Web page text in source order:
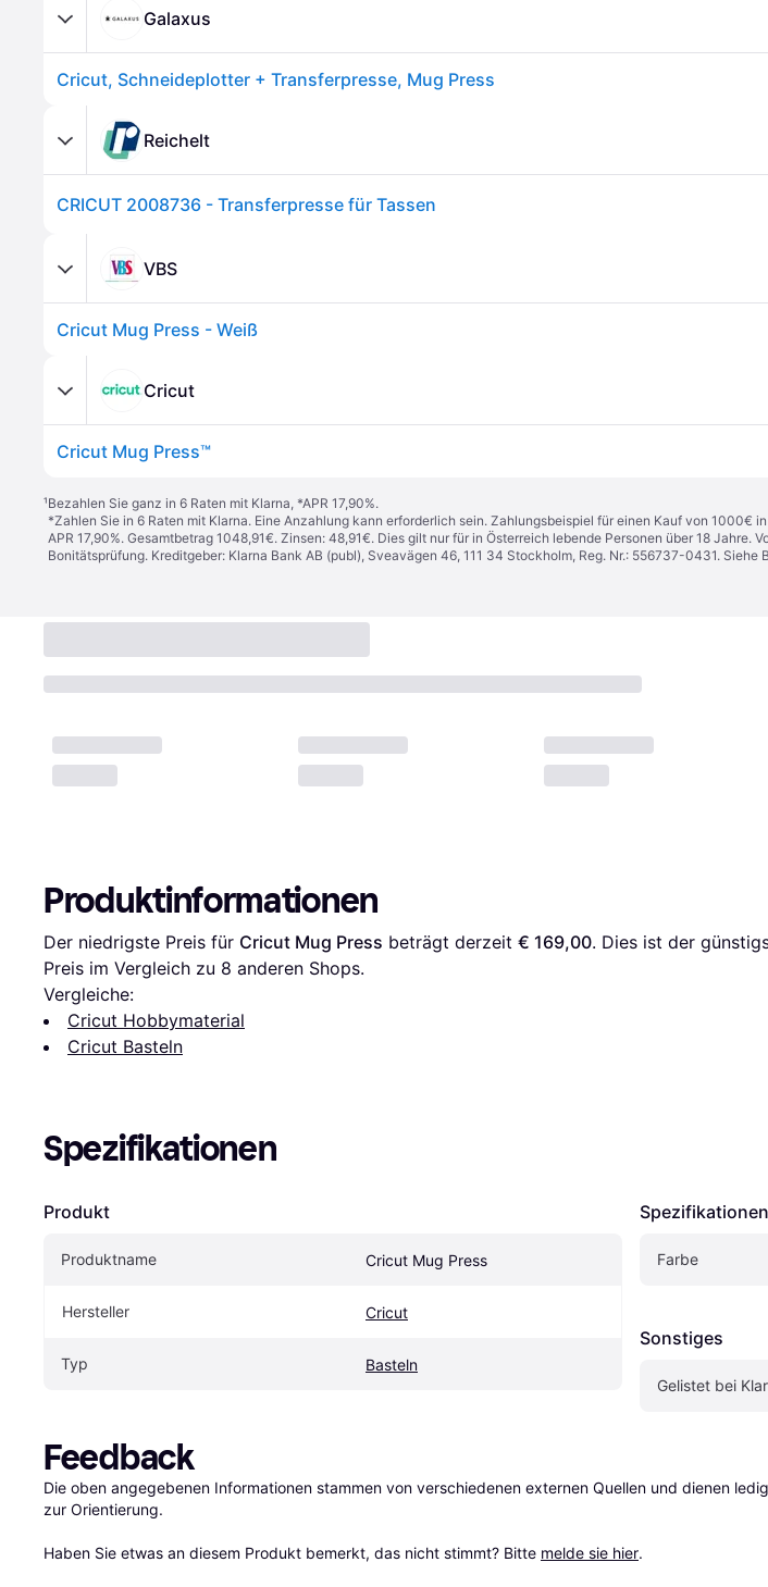
Galaxus
Cricut, Schneideplotter + Transferpresse, Mug Press
Reichelt
CRICUT 2008736 - Transferpresse für Tassen
VBS
Cricut Mug Press - Weiß
Cricut
Cricut Mug Press™
¹Bezahlen Sie ganz in 6 Raten mit Klarna, *APR 17,90%.
*Zahlen Sie in 6 Raten mit Klarna. Eine Anzahlung kann erforderlich sein. Zahlungsbeispiel für einen Kauf von 1000€
APR 17,90%. Gesamtbetrag 1048,91€. Zinsen: 48,91€. Dies gilt nur für in Österreich lebende Personen über 18
Bonitätsprüfung. Kreditgeber: Klarna Bank AB (publ), Sveavägen 46, 111 34 Stockholm, Reg. Nr.: 556737-0431.
Produktinformationen
Der niedrigste Preis für Cricut Mug Press beträgt derzeit € 169,00. Dies ist der
Preis im Vergleich zu 8 anderen Shops.
Vergleiche:
Cricut Hobbymaterial
Cricut Basteln
Spezifikationen
Produkt
Produktname Cricut Mug Press
Hersteller Cricut
Typ Basteln
Spezifikationen
Farbe
Sonstiges
Gelistet bei
Feedback
Die oben angegebenen Informationen stammen von verschiedenen externen Quellen und dienen
zur Orientierung.
Haben Sie etwas an diesem Produkt bemerkt, das nicht stimmt? Bitte melde sie hier.